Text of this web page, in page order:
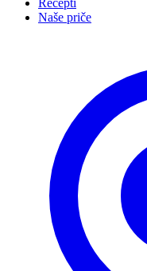
Recepti
Naše priče